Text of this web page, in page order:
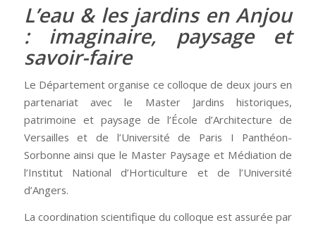
L’eau & les jardins en Anjou
: imaginaire, paysage et
savoir-faire
Le Département organise ce colloque de deux jours en
partenariat avec le Master Jardins historiques,
patrimoine et paysage de l’École d’Architecture de
Versailles et de l’Université de Paris I Panthéon-
Sorbonne ainsi que le Master Paysage et Médiation de
l’Institut National d’Horticulture et de l’Université
d’Angers.
La coordination scientifique du colloque est assurée par